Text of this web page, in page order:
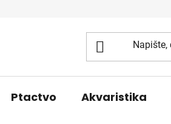
Ptactvo Akvaristika